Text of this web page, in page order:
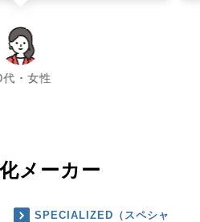
代・女性
chevron_left chevron_right
メーカー
SPECIALIZED（スペシャ